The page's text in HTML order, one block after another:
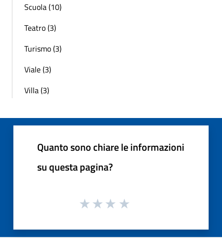
Scuola (10)
Teatro (3)
Turismo (3)
Viale (3)
Villa (3)
Quanto sono chiare le informazioni
su questa pagina?